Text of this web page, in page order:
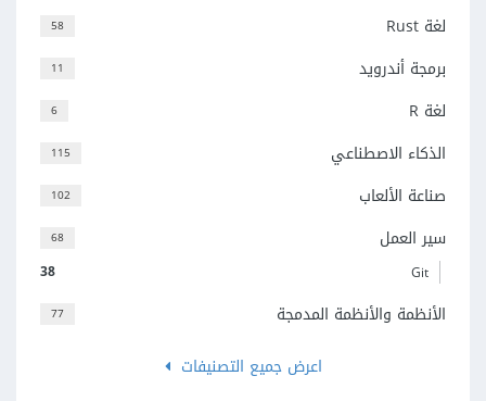
58 لغة Rust
11 برمجة أندرويد
6 لغة R
115 الذكاء الاصطناعي
102 صناعة الألعاب
68 سير العمل
38 Git
77
الأنظمة والأنظمة المدمجة
اعرض جميع التصنيفات